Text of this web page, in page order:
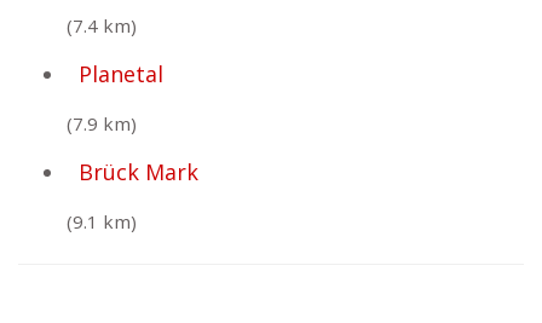
(7.4 km)
Planetal
(7.9 km)
Brück Mark
(9.1 km)